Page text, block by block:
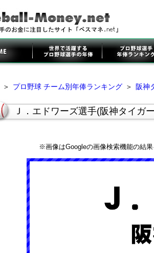
＞ プロ野球 チーム別年俸ランキング ＞ 阪神
Ｊ．エドワーズ選手(阪神タイガ
※画像はGoogleの画像検索機能の結